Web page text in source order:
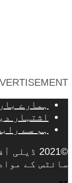
ہمارے
اشتہار
ہم سے
©2021
سائٹس کے